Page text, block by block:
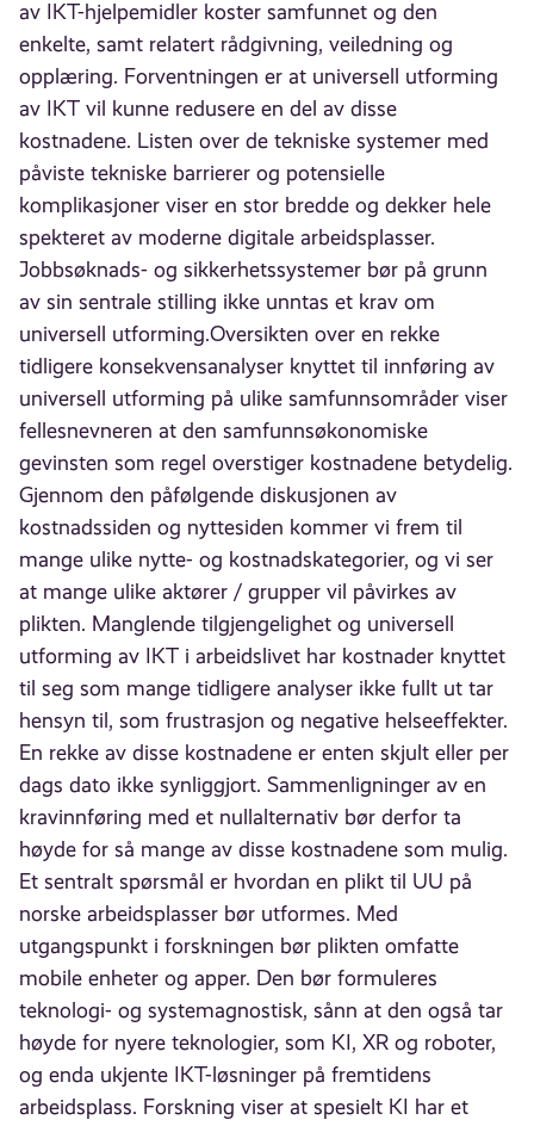
av IKT-hjelpemidler koster samfunnet og den
enkelte, samt relatert rådgivning, veiledning og
opplæring. Forventningen er at universell utforming
av IKT vil kunne redusere en del av disse
kostnadene. Listen over de tekniske systemer med
påviste tekniske barrierer og potensielle
komplikasjoner viser en stor bredde og dekker hele
spekteret av moderne digitale arbeidsplasser.
Jobbsøknads- og sikkerhetssystemer bør på grunn
av sin sentrale stilling ikke unntas et krav om
universell utforming.Oversikten over en rekke
tidligere konsekvensanalyser knyttet til innføring av
universell utforming på ulike samfunnsområder viser
fellesnevneren at den samfunnsøkonomiske
gevinsten som regel overstiger kostnadene betydelig.
Gjennom den påfølgende diskusjonen av
kostnadssiden og nyttesiden kommer vi frem til
mange ulike nytte- og kostnadskategorier, og vi ser
at mange ulike aktører / grupper vil påvirkes av
plikten. Manglende tilgjengelighet og universell
utforming av IKT i arbeidslivet har kostnader knyttet
til seg som mange tidligere analyser ikke fullt ut tar
hensyn til, som frustrasjon og negative helseeffekter.
En rekke av disse kostnadene er enten skjult eller per
dags dato ikke synliggjort. Sammenligninger av en
kravinnføring med et nullalternativ bør derfor ta
høyde for så mange av disse kostnadene som mulig.
Et sentralt spørsmål er hvordan en plikt til UU på
norske arbeidsplasser bør utformes. Med
utgangspunkt i forskningen bør plikten omfatte
mobile enheter og apper. Den bør formuleres
teknologi- og systemagnostisk, sånn at den også tar
høyde for nyere teknologier, som KI, XR og roboter,
og enda ukjente IKT-løsninger på fremtidens
arbeidsplass. Forskning viser at spesielt KI har et